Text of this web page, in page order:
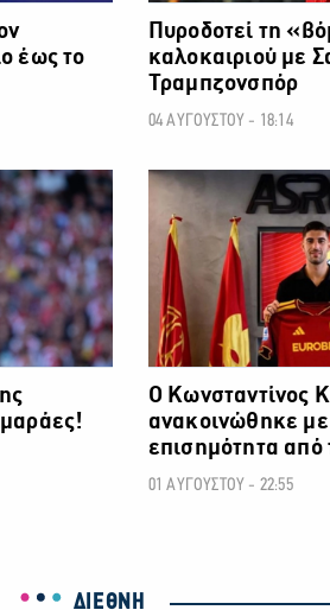
έως το
Πυροδοτεί τη
καλοκαιριού με
Τραμπζονσπόρ
04 ΑΥΓΟΥΣΤΟΥ - 18:14
ΠΟΔΟΣΦΑΙΡΟ
Ο Κωνσταντίνος
ανακοινώθηκε
επισημότητα από
01 ΑΥΓΟΥΣΤΟΥ - 22:55
ΔΙΕΘΝΗ